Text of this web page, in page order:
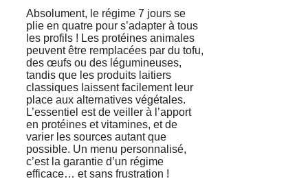
Absolument, le régime 7 jours se
plie en quatre pour s’adapter à tous
les profils ! Les protéines animales
peuvent être remplacées par du tofu,
des œufs ou des légumineuses,
tandis que les produits laitiers
classiques laissent facilement leur
place aux alternatives végétales.
L’essentiel est de veiller à l’apport
en protéines et vitamines, et de
varier les sources autant que
possible. Un menu personnalisé,
c’est la garantie d’un régime
efficace… et sans frustration !